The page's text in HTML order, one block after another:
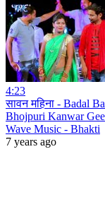
4:23
सावन महिना - Badal
Bhojpuri Kanwar
Wave Music - Bhakti
7 years ago